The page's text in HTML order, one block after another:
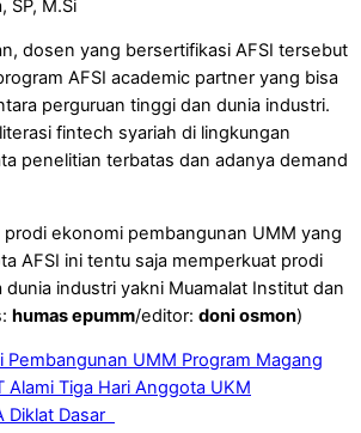
SP, M.Si
dosen yang bersertifikasi AFSI tersebut
AFSI academic partner yang bisa
perguruan tinggi dan dunia industri.
fintech syariah di lingkungan
penelitian terbatas dan adanya demand
ekonomi pembangunan UMM yang
AFSI ini tentu saja memperkuat prodi
dunia industri yakni Muamalat Institut dan
humas epumm/editor: doni osmon)
Pembangunan UMM Program Magang
Alami Tiga Hari Anggota UKM
Diklat Dasar